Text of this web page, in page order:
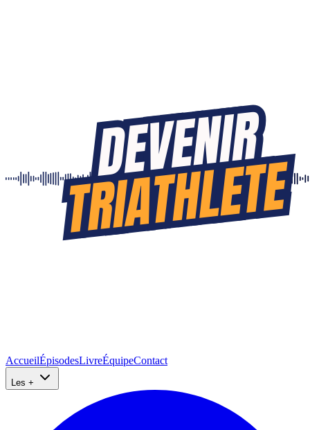
AccueilÉpisodesLivreÉquipeContact
Les +